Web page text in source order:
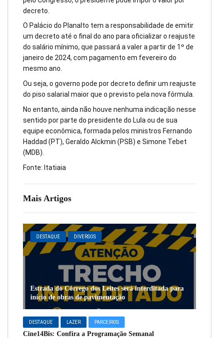
Mais Artigos
DESTAQUE DIVERSOS
Estrada do Córrego dos Leites será interditada para
início de obras de pavimentação
DESTAQUE LAZER PARCEIROS
Cine14Bis: Confira a Programação Semanal
decreto.
O Palácio do Planalto tem a responsabilidade de emitir
um decreto até o final do ano para oficializar o reajuste
do salário mínimo, que passará a valer a partir de 1º de
janeiro de 2024, com pagamento em fevereiro do
mesmo ano.
Ou seja, o governo pode por decreto definir um reajuste
do piso salarial maior que o previsto pela nova fórmula.
No entanto, ainda não houve nenhuma indicação nesse
sentido por parte do presidente do Lula ou de sua
equipe econômica, formada pelos ministros Fernando
Haddad (PT), Geraldo Alckmin (PSB) e Simone Tebet
(MDB).
Fonte: Itatiaia